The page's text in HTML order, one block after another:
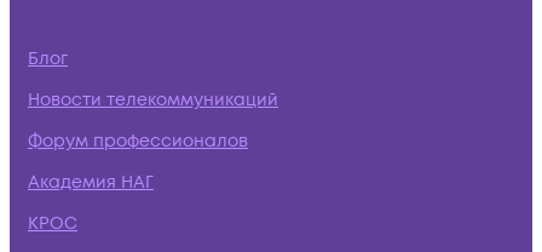
Блог
Новости телекоммуникаций
Форум профессионалов
Академия НАГ
КРОС